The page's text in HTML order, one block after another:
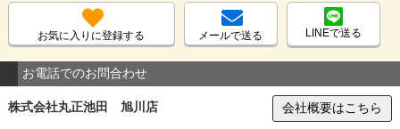
お気に入りに登録する メールで送る LINEで送る
お電話でのお問合わせ
株式会社丸正池田 旭川店 会社概要はこちら